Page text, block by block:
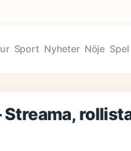
Sport Nyheter Nöje Spel
Streama,